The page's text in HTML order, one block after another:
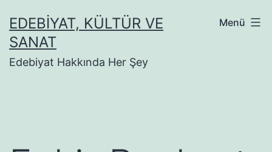
geçEDEBIYAT, KÜLTÜR VE
SANAT
Edebiyat Hakkında Her Şey
Menü